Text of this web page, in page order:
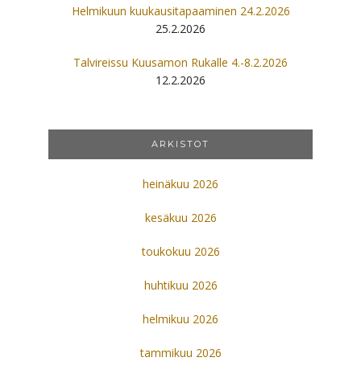
Helmikuun kuukausitapaaminen 24.2.2026
25.2.2026
Talvireissu Kuusamon Rukalle 4.-8.2.2026
12.2.2026
ARKISTOT
heinäkuu 2026
kesäkuu 2026
toukokuu 2026
huhtikuu 2026
helmikuu 2026
tammikuu 2026